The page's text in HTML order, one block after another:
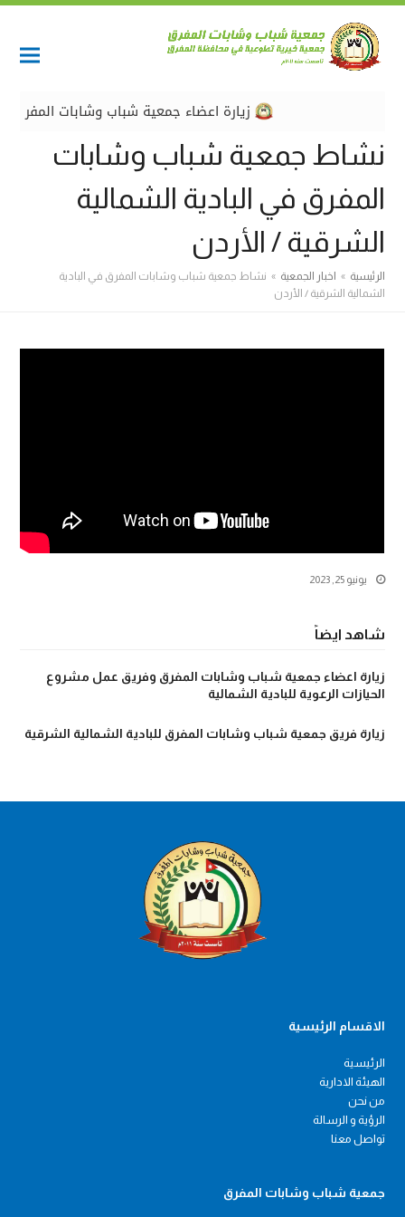
زيارة اعضاء جمعية شباب وشابات المفرق
نشاط جمعية شباب وشابات
المفرق في البادية الشمالية
الشرقية / الأردن
الرئيسية » اخبار الجمعية » نشاط جمعية شباب وشابات المفرق في البادية
الشمالية الشرقية / الأردن
يونيو 25, 2023
شاهد ايضاً
زيارة اعضاء جمعية شباب وشابات المفرق وفريق عمل مشروع
الحيازات الرعوية للبادية الشمالية
زيارة فريق جمعية شباب وشابات المفرق للبادية الشمالية الشرقية
الاقسام الرئيسية
الرئيسية
الهيئة الادارية
من نحن
الرؤية و الرسالة
تواصل معنا
جمعية شباب وشابات المفرق